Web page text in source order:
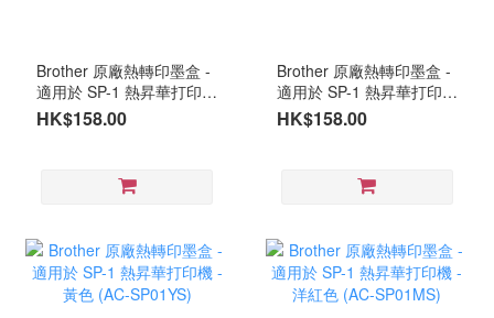
Brother 原廠熱轉印墨盒 -
適用於 SP-1 熱昇華打印機
- 黑色 (AC-SP01BKS)
HK$158.00
Brother 原廠熱轉印墨盒 -
適用於 SP-1 熱昇華打印機
- 藍色 (AC-SP01CS)
HK$158.00